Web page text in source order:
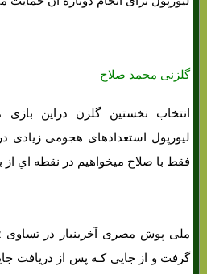
گلزنی محمد صلاح
انتخاب نخستین گلزن دراین بازی
لیورپول استعدادهای هجومی زیادی در
فقط با صلاح میخواهیم در نقطه اي از
گرفت و از جایی کـه پس از دریافت